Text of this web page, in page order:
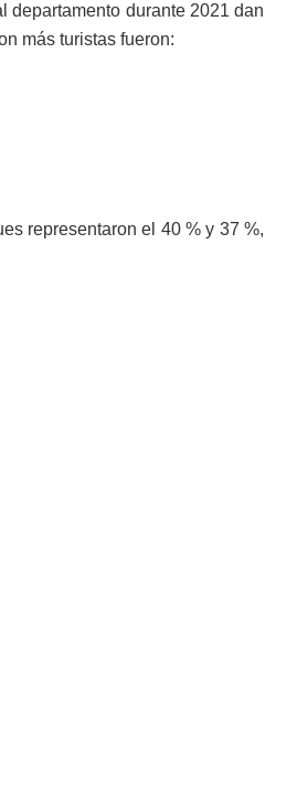
departamento durante 2021 dan
más turistas fueron:
representaron el 40 % y 37 %,